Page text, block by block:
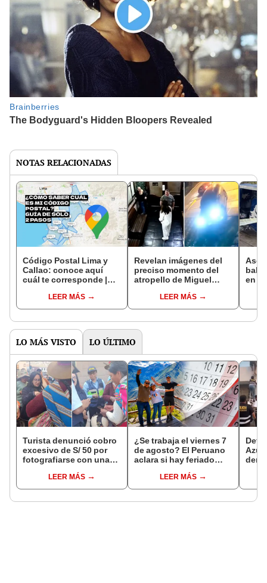
NOTAS RELACIONADAS
Código Postal Lima y
Callao: conoce aquí
cuál te corresponde |
LEER MÁS
Revelan imágenes del
preciso momento del
atropello de Miguel
'El Charrúa': golpeó a
personal minutos antes
LEER MÁS
en el
LO MÁS VISTO LO ÚLTIMO
Turista denunció cobro
excesivo de S/ 50 por
fotografiarse con una
Serenazgo recuperó el
dinero
LEER MÁS
¿Se trabaja el viernes 7
de agosto? El Peruano
aclara si hay feriado
del 6 de agosto
LEER MÁS
Azul